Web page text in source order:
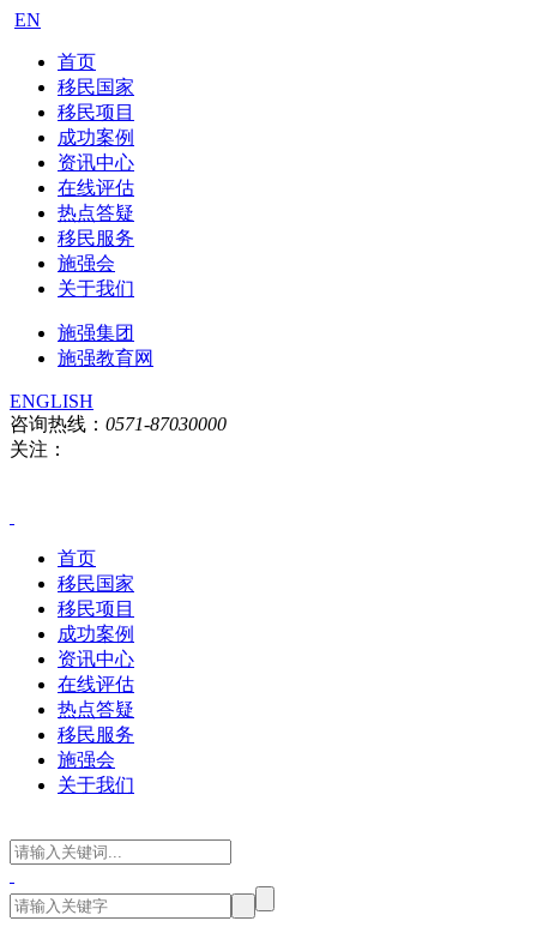
EN
首页
移民国家
移民项目
成功案例
资讯中心
在线评估
热点答疑
移民服务
施强会
关于我们
施强集团
施强教育网
ENGLISH
咨询热线： 0571-87030000
关注：
首页
移民国家
移民项目
成功案例
资讯中心
在线评估
热点答疑
移民服务
施强会
关于我们